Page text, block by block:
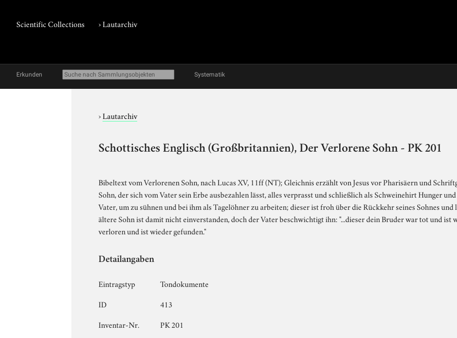
Scientific Collections ›Lautarchiv
Erkunden Systematik
›Lautarchiv
Schottisches Englisch (Großbritannien), Der Verlorene Sohn - PK 201
Bibeltext vom Verlorenen Sohn, nach Lucas XV, 11ff (NT); Gleichnis erzählt von Jesus vor Pharisäern und
Sohn, der sich vom Vater sein Erbe ausbezahlen lässt, alles verprasst und schließlich als Schweinehirt Hunger
Vater, um zu sühnen und bei ihm als Tagelöhner zu arbeiten; dieser ist froh über die Rückkehr seines Sohnes
ältere Sohn ist damit nicht einverstanden, doch der Vater beschwichtigt ihn: "...dieser dein Bruder war tot und ist
verloren und ist wieder gefunden."
Detailangaben
Eintragstyp
Tondokumente
ID
413
Inventar-Nr.
PK 201